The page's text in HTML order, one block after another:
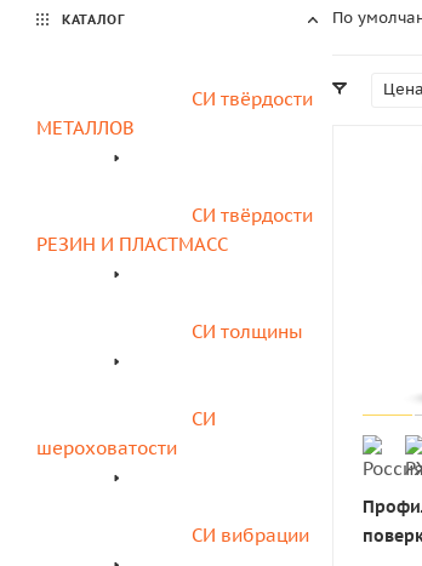
По
Цена
КАТАЛОГ
СИ твёрдости
МЕТАЛЛОВ
СИ твёрдости
РЕЗИН И ПЛАСТМАСС
СИ толщины
СИ
шероховатости
СИ вибрации